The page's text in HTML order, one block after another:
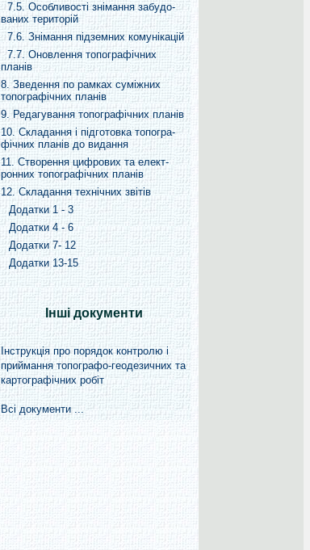
7.5. Особливості знімання забудо-
ваних територій
7.6. Знімання підземних комунікацій
7.7. Оновлення топографічних
планів
8. Зведення по рамках суміжних
топографічних планів
9. Редагування топографічних планів
10. Складання і підготовка топогра-
фічних планів до видання
11. Створення цифрових та елект-
ронних топографічних планів
12. Складання технічних звітів
Додатки 1 - 3
Додатки 4 - 6
Додатки 7- 12
Додатки 13-15
Інші документи
Інструкція про порядок контролю і
приймання топографо-геодезичних та
картографічних робіт
Всі документи ...